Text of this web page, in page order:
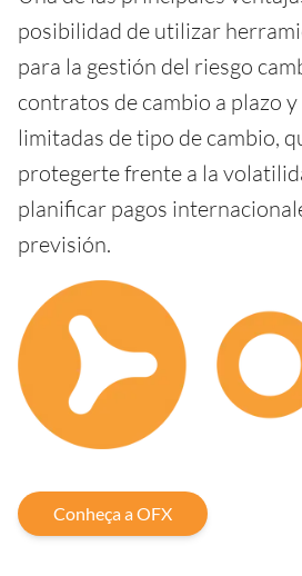
posibilidad de utilizar
para la gestión del riesgo
contratos de cambio a plazo
limitadas de tipo de cambio,
protegerte frente a la
planificar pagos
previsión.
Conheça a OFX